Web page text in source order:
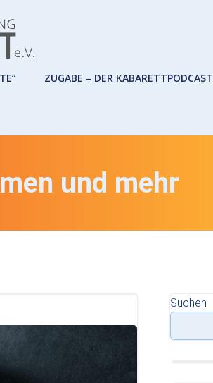
ZUGABE – DER KABARETTPODCAST
und mehr
Suchen